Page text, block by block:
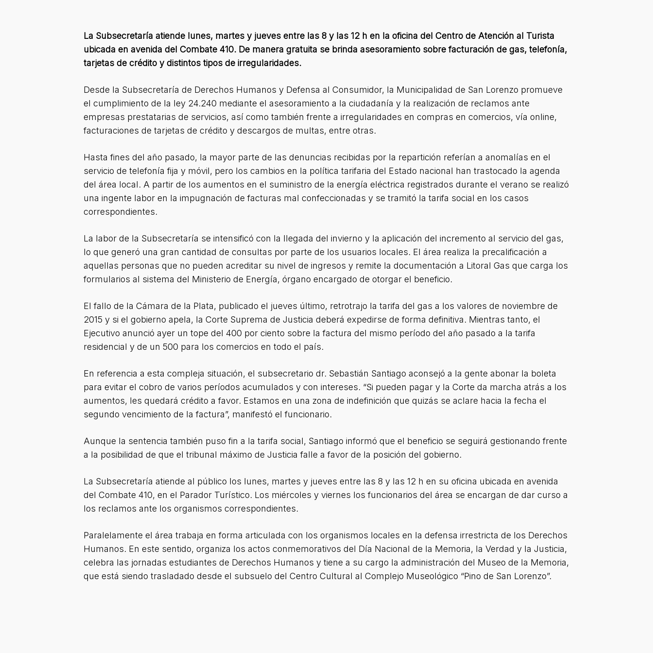
La Subsecretaría atiende lunes, martes y jueves entre las 8 y las 12 h en la oficina del Centro de Atención al Turista
ubicada en avenida del Combate 410. De manera gratuita se brinda asesoramiento sobre facturación de gas, telefonía,
tarjetas de crédito y distintos tipos de irregularidades.
Desde la Subsecretaría de Derechos Humanos y Defensa al Consumidor, la Municipalidad de San Lorenzo promueve
el cumplimiento de la ley 24.240 mediante el asesoramiento a la ciudadanía y la realización de reclamos ante
empresas prestatarias de servicios, así como también frente a irregularidades en compras en comercios, vía online,
facturaciones de tarjetas de crédito y descargos de multas, entre otras.
Hasta fines del año pasado, la mayor parte de las denuncias recibidas por la repartición referían a anomalías en el
servicio de telefonía fija y móvil, pero los cambios en la política tarifaria del Estado nacional han trastocado la agenda
del área local. A partir de los aumentos en el suministro de la energía eléctrica registrados durante el verano se realizó
una ingente labor en la impugnación de facturas mal confeccionadas y se tramitó la tarifa social en los casos
correspondientes.
La labor de la Subsecretaría se intensificó con la llegada del invierno y la aplicación del incremento al servicio del gas,
lo que generó una gran cantidad de consultas por parte de los usuarios locales. El área realiza la precalificación a
aquellas personas que no pueden acreditar su nivel de ingresos y remite la documentación a Litoral Gas que carga los
formularios al sistema del Ministerio de Energía, órgano encargado de otorgar el beneficio.
El fallo de la Cámara de la Plata, publicado el jueves último, retrotrajo la tarifa del gas a los valores de noviembre de
2015 y si el gobierno apela, la Corte Suprema de Justicia deberá expedirse de forma definitiva. Mientras tanto, el
Ejecutivo anunció ayer un tope del 400 por ciento sobre la factura del mismo período del año pasado a la tarifa
residencial y de un 500 para los comercios en todo el país.
En referencia a esta compleja situación, el subsecretario dr. Sebastián Santiago aconsejó a la gente abonar la boleta
para evitar el cobro de varios períodos acumulados y con intereses. “Si pueden pagar y la Corte da marcha atrás a los
aumentos, les quedará crédito a favor. Estamos en una zona de indefinición que quizás se aclare hacia la fecha el
segundo vencimiento de la factura”, manifestó el funcionario.
Aunque la sentencia también puso fin a la tarifa social, Santiago informó que el beneficio se seguirá gestionando frente
a la posibilidad de que el tribunal máximo de Justicia falle a favor de la posición del gobierno.
La Subsecretaría atiende al público los lunes, martes y jueves entre las 8 y las 12 h en su oficina ubicada en avenida
del Combate 410, en el Parador Turístico. Los miércoles y viernes los funcionarios del área se encargan de dar curso a
los reclamos ante los organismos correspondientes.
Paralelamente el área trabaja en forma articulada con los organismos locales en la defensa irrestricta de los Derechos
Humanos. En este sentido, organiza los actos conmemorativos del Día Nacional de la Memoria, la Verdad y la Justicia,
celebra las jornadas estudiantes de Derechos Humanos y tiene a su cargo la administración del Museo de la Memoria,
que está siendo trasladado desde el subsuelo del Centro Cultural al Complejo Museológico “Pino de San Lorenzo”.